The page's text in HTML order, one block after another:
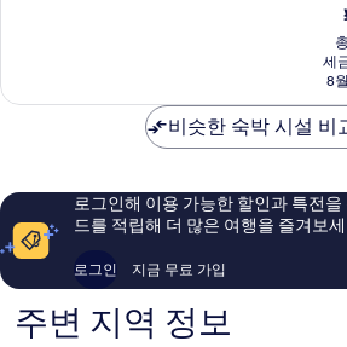
터
매
요,
용
후
개
세
8
비슷한 숙박 시설 비
로그인해 이용 가능한 할인과 특전
드를 적립해 더 많은 여행을 즐겨보
로그인 지금 무료 가입
주변 지역 정보